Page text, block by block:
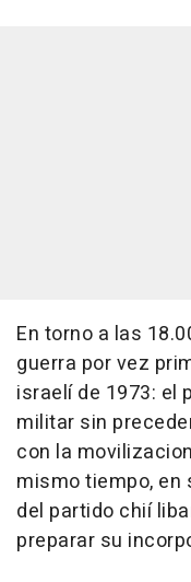
En torno a las
guerra por vez
israelí de 1973: el
militar sin
con la
mismo tiempo,
del partido chií
preparar su